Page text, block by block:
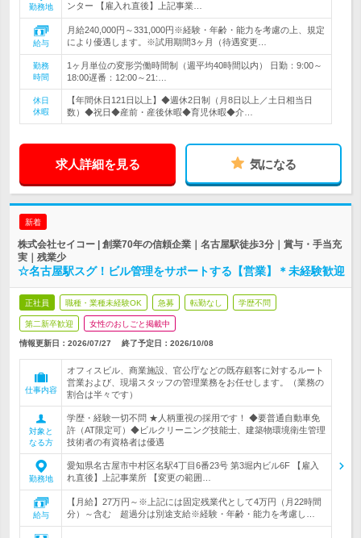
勤務地
ンター 【雇入れ直後】上記事業…
給与
月給240,000円～331,000円※経験・年齢・能力を考慮の上、規定
により優遇します。※試用期間3ヶ月（待遇変更…
勤務
時間
1ヶ月単位の変形労働時間制（週平均40時間以内） 日勤：9:00～
18:00遅番：12:00～21:…
休日
休暇
【年間休日121日以上】◆週休2日制（月8日以上／土日相当日
数）◆祝日◆産前・産後休暇◆育児休暇◆介…
求人詳細を見る 気になる
新着
株式会社セイコー | 創業70年の信頼企業｜名古屋駅徒歩3分｜賞与・手当充
実｜残業少
☆名古屋駅スグ！ビル管理をサポートする【営業】＊未経験歓迎
正社員 職種・業種未経験OK 急募 転勤なし 学歴不問
第二新卒歓迎 女性のおしごと掲載中
情報更新日：2026/07/27 終了予定日： 2026/10/08
仕事内容
オフィスビル、商業施設、官公庁などの既存顧客に対するルート
営業および、現場スタッフの管理業務をお任せします。（業務の
割合は半々です）
対象と
なる方
学歴・経験一切不問 ★人柄重視の採用です！ ◆要普通自動車免
許（AT限定可）◆ビルクリーニング技能士、建築物環境衛生管理
技術者の有資格者は優遇
勤務地
愛知県名古屋市中村区名駅4丁目6番23号 第3堀内ビル6F 【雇入
れ直後】上記事業所 【変更の範囲…
給与
【月給】27万円～※上記には固定残業代として4万円（月22時間
分）～含む 超過分は別途支給※経験・年齢・能力を考慮し…